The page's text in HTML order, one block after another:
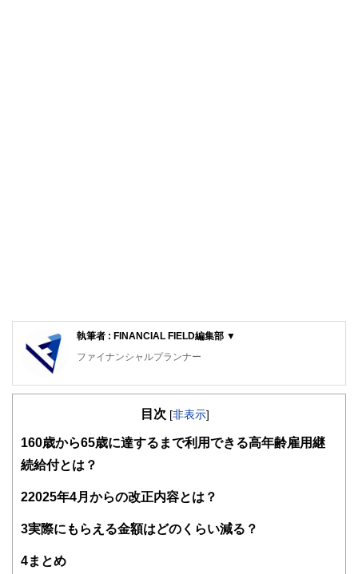
執筆者 : FINANCIAL FIELD編集部 ▼
ファイナンシャルプランナー
FinancialField編集部は、金融、経済に関する記事を、日々
知識がない方でも理解できるようわかりやすく発信していま
得者を中心に「お金や暮らし」に関する書籍・雑誌の編集経
関わることで、読者目線のコンテンツを追求しています。
FinancialFieldの特徴は、ファイナンシャルプランナー、弁
目次 [非表示]
1 60歳から65歳に達するまで利用できる高年齢雇用継
続給付とは？
22025年4月からの改正内容とは？
3実際にもらえる金額はどのくらい減る？
4まとめ